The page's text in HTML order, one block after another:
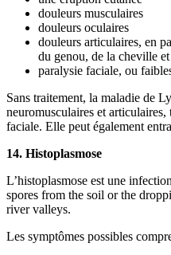
douleurs musculaires
douleurs oculaires
douleurs articulaires, en
du genou, de la cheville
paralysie faciale, ou
Sans traitement, la maladie de
neuromusculaires et
faciale. Elle peut également
14. Histoplasmose
L’histoplasmose est une
spores from the soil or the
river valleys.
Les symptômes possibles